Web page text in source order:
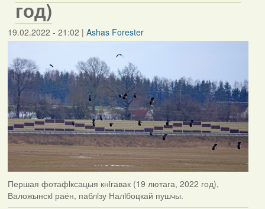
год)
19.02.2022 - 21:02 | Ashas Forester
Першая фотафiксацыя кнiгавак (19 лютага, 2022 год),
Валожынскi раён, паблiзу Налiбоцкай пушчы.